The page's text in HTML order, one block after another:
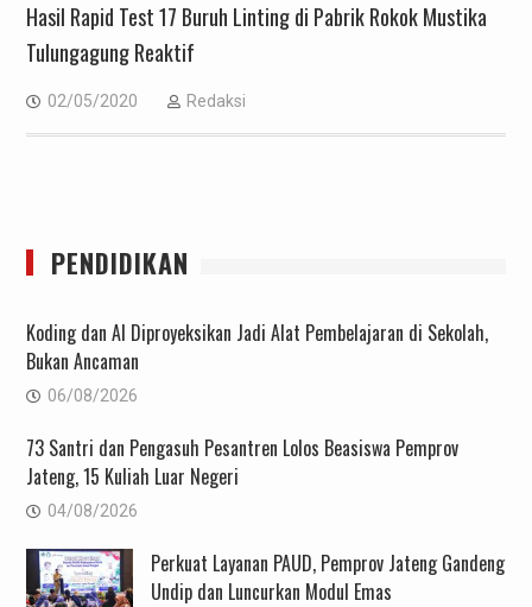
Hasil Rapid Test 17 Buruh Linting di Pabrik Rokok Mustika
Tulungagung Reaktif
02/05/2020 Redaksi
PENDIDIKAN
Koding dan AI Diproyeksikan Jadi Alat Pembelajaran di Sekolah,
Bukan Ancaman
06/08/2026
73 Santri dan Pengasuh Pesantren Lolos Beasiswa Pemprov
Jateng, 15 Kuliah Luar Negeri
04/08/2026
Perkuat Layanan PAUD, Pemprov Jateng Gandeng
Undip dan Luncurkan Modul Emas